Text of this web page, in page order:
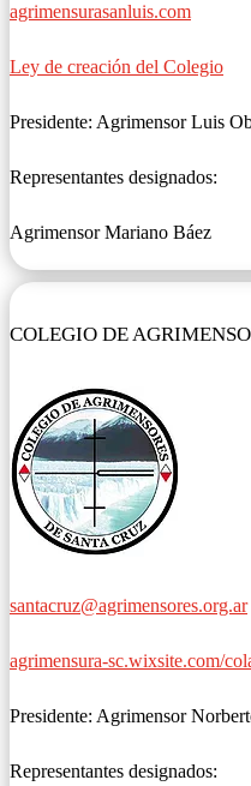
agrimensurasanluis.com
Ley de creación del Colegio
Presidente: Agrimensor Luis
Representantes designados:
Agrimensor Mariano Báez
COLEGIO DE
santacruz@agrimensores.org.ar
agrimensura-sc.wixsite.com/
Presidente: Agrimensor
Representantes designados: